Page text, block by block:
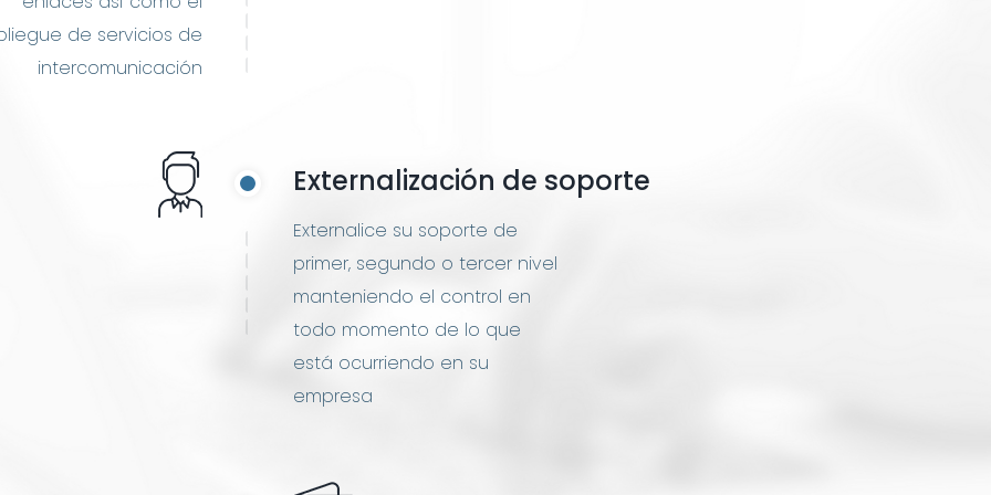
de servicios de
intercomunicación
Externalización de soporte
Externalice su soporte de
primer, segundo o tercer nivel
manteniendo el control en
todo momento de lo que
está ocurriendo en su
empresa